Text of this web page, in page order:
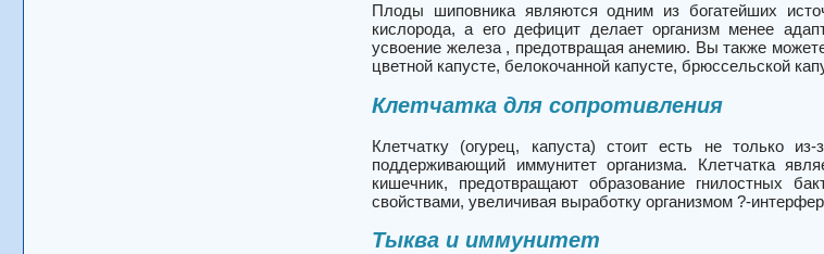
Плоды шиповника являются одним из богатейших
кислорода, а его дефицит делает организм менее
усвоение железа , предотвращая анемию. Вы также
цветной капусте, белокочанной капусте, брюссельской
Клетчатка для сопротивления
Клетчатку (огурец, капуста) стоит есть не только
поддерживающий иммунитет организма. Клетчатка
кишечник, предотвращают образование гнилостных
свойствами, увеличивая выработку организмом ?-
Тыква и иммунитет